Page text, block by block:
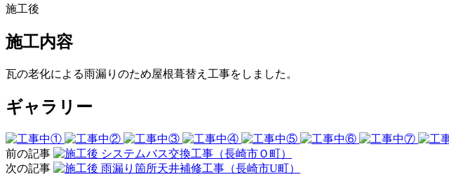
施工後
施工内容
瓦の老化による雨漏りのため屋根葺替え工事をしました。
ギャラリー
前の記事
システムバス交換工事（長崎市Ｏ町）
次の記事
雨漏り箇所天井補修工事（長崎市U町）